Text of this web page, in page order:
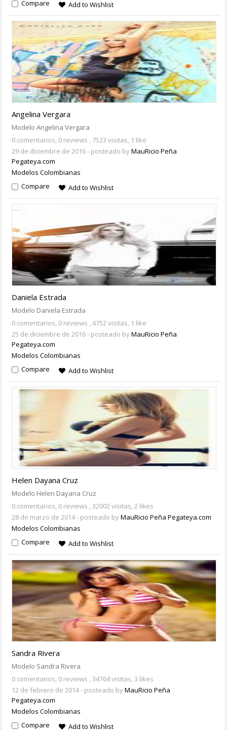
Compare
Add to Wishlist
Angelina Vergara
Modelo Angelina Vergara
0 comentarios, 0 reviews , 7523 visitas, 1 like
29 de diciembre de 2016- posteado byMauRicio Peña
Pegateya.com
Modelos Colombianas
Compare
Add to Wishlist
Daniela Estrada
Modelo Daniela Estrada
0 comentarios, 0 reviews , 4752 visitas, 1 like
25 de diciembre de 2016- posteado byMauRicio Peña
Pegateya.com
Modelos Colombianas
Compare
Add to Wishlist
Helen Dayana Cruz
Modelo Helen Dayana Cruz
0 comentarios, 0 reviews , 32002 visitas, 2 likes
28 de marzo de 2014- posteado byMauRicio Peña Pegateya.com
Modelos Colombianas
Compare
Add to Wishlist
Sandra Rivera
Modelo Sandra Rivera
0 comentarios, 0 reviews , 34764 visitas, 3 likes
12 de febrero de 2014- posteado byMauRicio Peña
Pegateya.com
Modelos Colombianas
Compare
Add to Wishlist